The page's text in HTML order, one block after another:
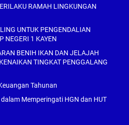
RAMAH LINGKUNGAN
UNTUK PENGENDALIAN
NEGERI 1 KAYEN
BENIH IKAN DAN JELAJAH
TINGKAT PENGGALANG
Tahunan
Memperingati HGN dan HUT